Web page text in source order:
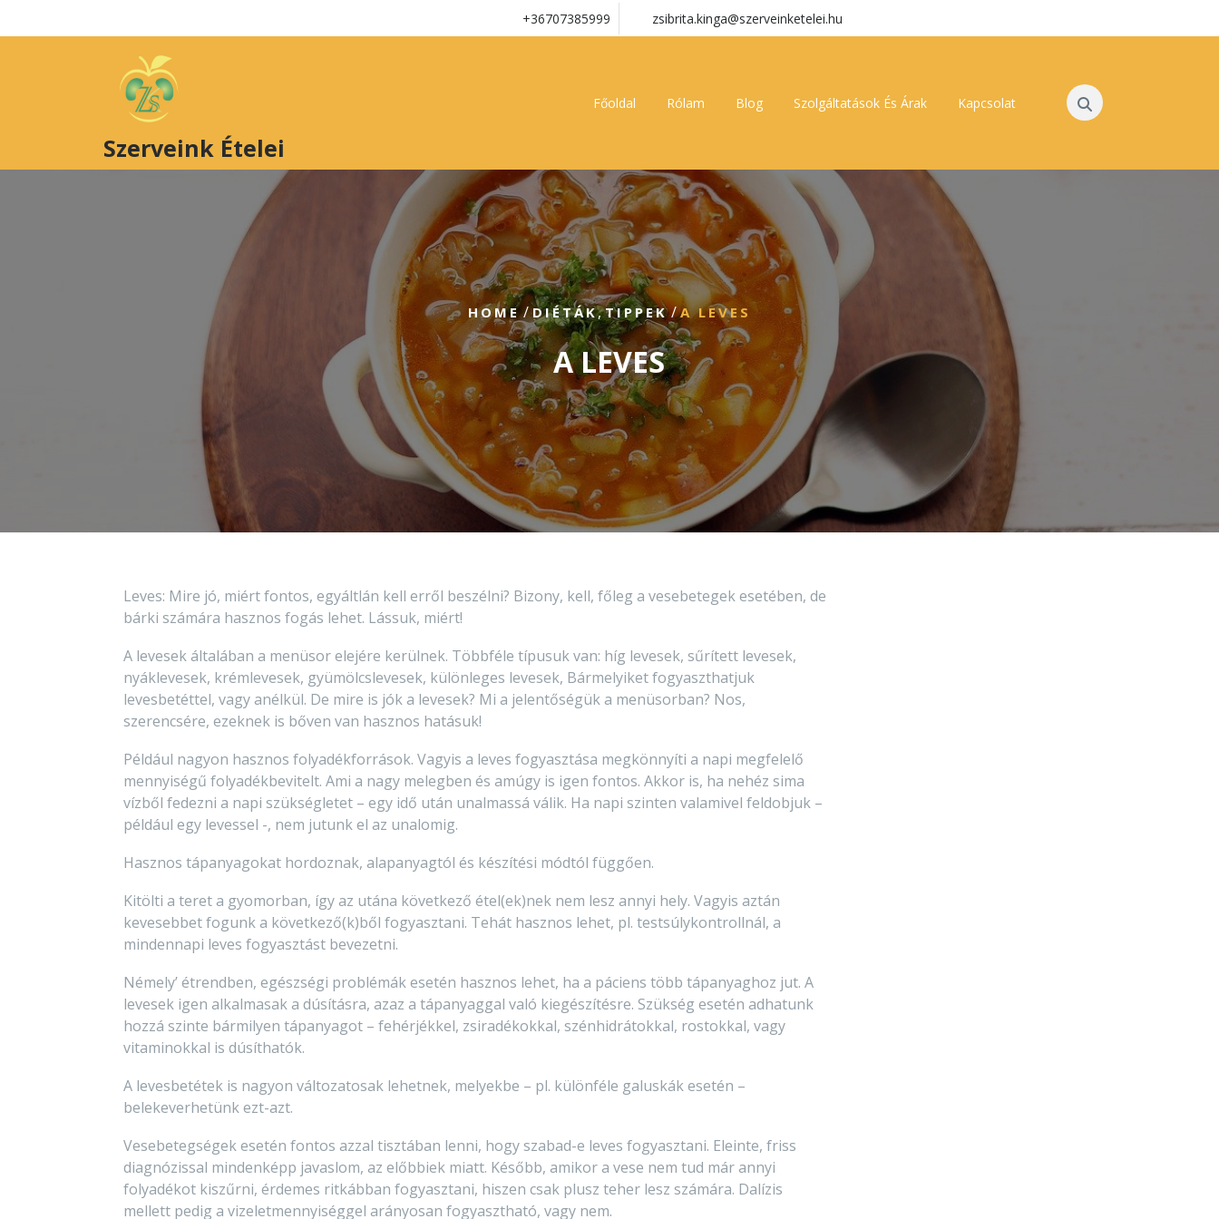
+36707385999 zsibrita.kinga@szerveinketelei.hu
Szerveink Ételei
Főoldal Rólam Blog Szolgáltatások És Árak Kapcsolat
HOME/DIÉTÁK,TIPPEK/A LEVES
A LEVES
Leves: Mire jó, miért fontos, egyáltlán kell erről beszélni? Bizony, kell, főleg a vesebetegek esetében, de
bárki számára hasznos fogás lehet. Lássuk, miért!
A levesek általában a menüsor elejére kerülnek. Többféle típusuk van: híg levesek, sűrített levesek,
nyáklevesek, krémlevesek, gyümölcslevesek, különleges levesek, Bármelyiket fogyaszthatjuk
levesbetéttel, vagy anélkül. De mire is jók a levesek? Mi a jelentőségük a menüsorban? Nos,
szerencsére, ezeknek is bőven van hasznos hatásuk!
Például nagyon hasznos folyadékforrások. Vagyis a leves fogyasztása megkönnyíti a napi megfelelő
mennyiségű folyadékbevitelt. Ami a nagy melegben és amúgy is igen fontos. Akkor is, ha nehéz sima
vízből fedezni a napi szükségletet – egy idő után unalmassá válik. Ha napi szinten valamivel feldobjuk –
például egy levessel -, nem jutunk el az unalomig.
Hasznos tápanyagokat hordoznak, alapanyagtól és készítési módtól függően.
Kitölti a teret a gyomorban, így az utána következő étel(ek)nek nem lesz annyi hely. Vagyis aztán
kevesebbet fogunk a következő(k)ből fogyasztani. Tehát hasznos lehet, pl. testsúlykontrollnál, a
mindennapi leves fogyasztást bevezetni.
Némely’ étrendben, egészségi problémák esetén hasznos lehet, ha a páciens több tápanyaghoz jut. A
levesek igen alkalmasak a dúsításra, azaz a tápanyaggal való kiegészítésre. Szükség esetén adhatunk
hozzá szinte bármilyen tápanyagot – fehérjékkel, zsiradékokkal, szénhidrátokkal, rostokkal, vagy
vitaminokkal is dúsíthatók.
A levesbetétek is nagyon változatosak lehetnek, melyekbe – pl. különféle galuskák esetén –
belekeverhetünk ezt-azt.
Vesebetegségek esetén fontos azzal tisztában lenni, hogy szabad-e leves fogyasztani. Eleinte, friss
diagnózissal mindenképp javaslom, az előbbiek miatt. Később, amikor a vese nem tud már annyi
folyadékot kiszűrni, érdemes ritkábban fogyasztani, hiszen csak plusz teher lesz számára. Dalízis
mellett pedig a vizeletmennyiséggel arányosan fogyasztható, vagy nem.